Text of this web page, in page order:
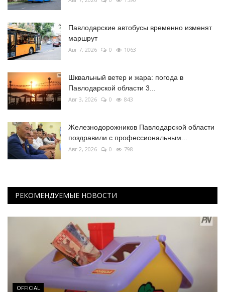
Павлодарские автобусы временно изменят
маршрут
Авг 7, 2026 0 1063
Шквальный ветер и жара: погода в
Павлодарской области 3...
Авг 3, 2026 0 843
Железнодорожников Павлодарской области
поздравили с профессиональным...
Авг 2, 2026 0 798
РЕКОМЕНДУЕМЫЕ НОВОСТИ
OFFICIAL